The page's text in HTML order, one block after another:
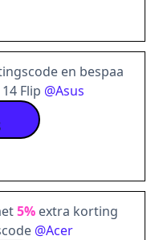
en bespaa
Flip @Asus
5% extra korting
@Acer